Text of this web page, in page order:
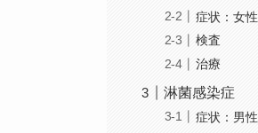
症状：女性
検査
治療
淋菌感染症
症状：男性